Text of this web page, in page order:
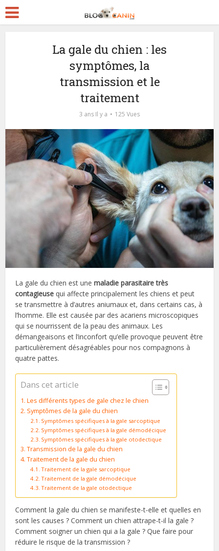
La gale du chien : les
symptômes, la
transmission et le
traitement
3 ans Il y a 125 Vues
La gale du chien est unemaladie parasitaire très
contagieuse qui affecte principalement les chiens et peut
se transmettre à d’autres aniumaux et, dans certains cas, à
l’homme. Elle est causée par des acariens microscopiques
qui se nourrissent de la peau des animaux. Les
démangeaisons et l’inconfort qu’elle provoque peuvent être
particulièrement désagréables pour nos compagnons à
quatre pattes.
Dans cet article
Les différents types de gale chez le chien
Symptômes de la gale du chien
Symptômes spécifiques à la gale sarcoptique
Symptômes spécifiques à la gale démodécique
Symptômes spécifiques à la gale otodectique
Transmission de la gale du chien
Traitement de la gale du chien
Traitement de la gale sarcoptique
Traitement de la gale démodécique
Traitement de la gale otodectique
Comment la gale du chien se manifeste-t-elle et quelles en
sont les causes ? Comment un chien attrape-t-il la gale ?
Comment soigner un chien qui a la gale ? Que faire pour
réduire le risque de la transmission ?